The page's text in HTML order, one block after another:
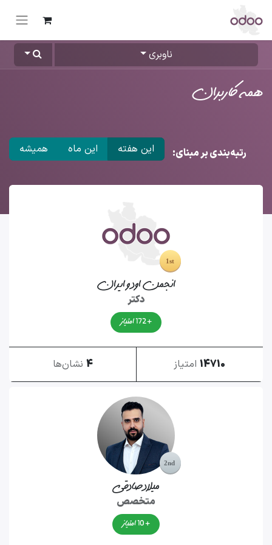
ناوبری
همه کاربران
رتبه‌بندی بر مبنای: این هفته این ماه همیشه
انجمن اودو ایران
دکتر
+ 172 امتیاز
14710 امتیاز 4 نشان‌ها
میلاد صادقی
متخصص
+ 10 امتیاز